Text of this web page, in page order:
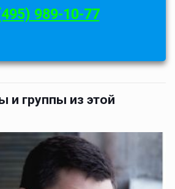
989-10-77
и группы из этой